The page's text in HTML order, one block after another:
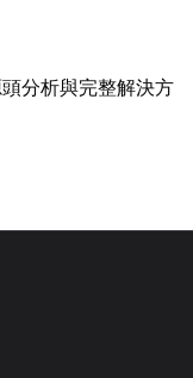
分析與完整解決方